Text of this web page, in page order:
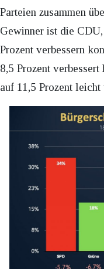
Parteien zusammen
Gewinner ist die
Prozent verbessern
8,5 Prozent
auf 11,5 Prozent leicht